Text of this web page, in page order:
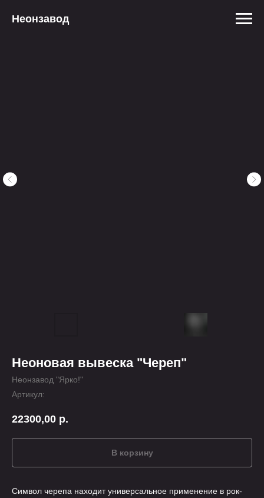
Неонзавод
Неоновая вывеска "Череп"
Неонзавод "Ярко!"
Артикул:
22300,00 р.
В корзину
Символ черепа находит универсальное применение в рок-